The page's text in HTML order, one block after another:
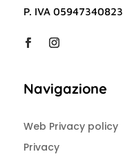
P. IVA 05947340823
Navigazione
Web Privacy policy
Privacy